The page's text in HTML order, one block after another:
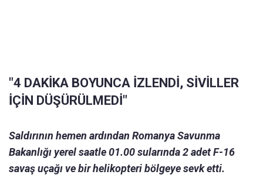
"4 DAKİKA BOYUNCA İZLENDİ, SİVİLLER
İÇİN DÜŞÜRÜLMEDİ"
Saldırının hemen ardından Romanya Savunma
Bakanlığı yerel saatle 01.00 sularında 2 adet F-16
savaş uçağı ve bir helikopteri bölgeye sevk etti.